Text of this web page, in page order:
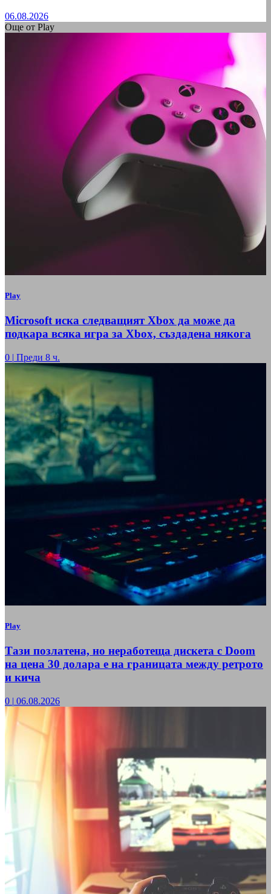
06.08.2026
Още от Play
Play
Microsoft иска следващият Xbox да може да
подкара всяка игра за Xbox, създадена някога
0 | Преди 8 ч.
Play
Тази позлатена, но неработеща дискета с Doom
на цена 30 долара е на границата между ретрото
и кича
0 | 06.08.2026